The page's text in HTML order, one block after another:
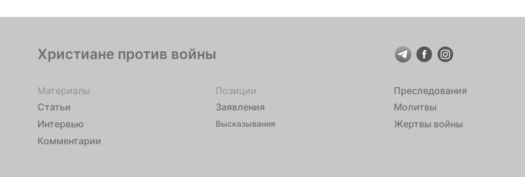
Христиане против войны
Материалы
Статьи
Интервью
Комментарии
Позиции
Заявления
Высказывания
Преследования
Молитвы
Жертвы войны